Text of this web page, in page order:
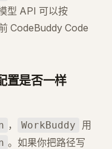
型 API 可以按
CodeBuddy Code
置是否一样
， WorkBuddy 用
。如果你把路径写